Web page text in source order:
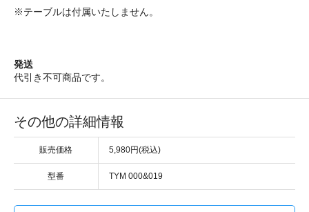
※テーブルは付属いたしません。
発送
代引き不可商品です。
その他の詳細情報
販売価格 5,980円(税込)
型番 TYM 000&019